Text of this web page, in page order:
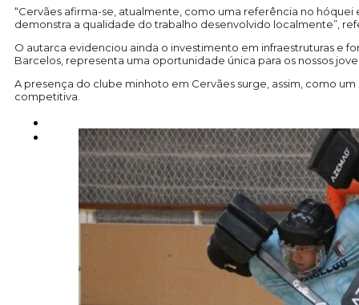
“Cervães afirma-se, atualmente, como uma referência no
demonstra a qualidade do trabalho desenvolvido localmente”,
O autarca evidenciou ainda o investimento em infraestruturas e
Barcelos, representa uma oportunidade única para os nossos
A presença do clube minhoto em Cervães surge, assim, como
competitiva.